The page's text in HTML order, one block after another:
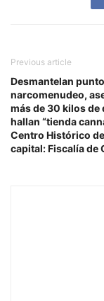
Previous article
Desmantelan
narcomenudeo,
más de 30 kilos de
hallan “tienda
Centro Histórico
capital: Fiscalía de